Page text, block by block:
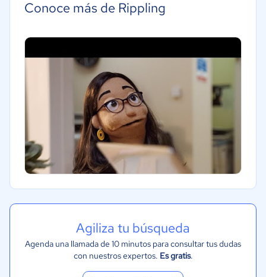
Conoce más de Rippling
Agiliza tu búsqueda
Agenda una llamada de 10 minutos para consultar tus dudas
con nuestros expertos. Es gratis.